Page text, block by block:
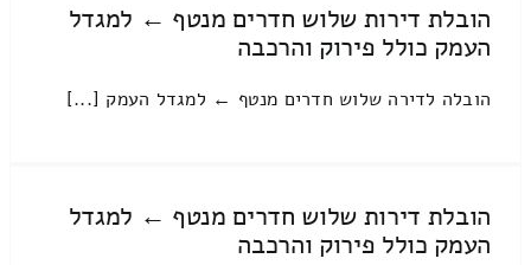
הובלת דירות שלוש חדרים מנטף ← למגדל
העמק כולל פירוק והרכבה
הובלה לדירה שלוש חדרים מנטף ← למגדל העמק [...]
הובלת דירות שלוש חדרים מנטף ← למגדל
העמק כולל פירוק והרכבה